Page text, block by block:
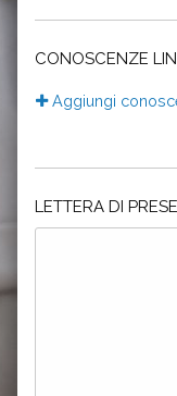
CONOSCENZE
Aggiungi
LETTERA DI